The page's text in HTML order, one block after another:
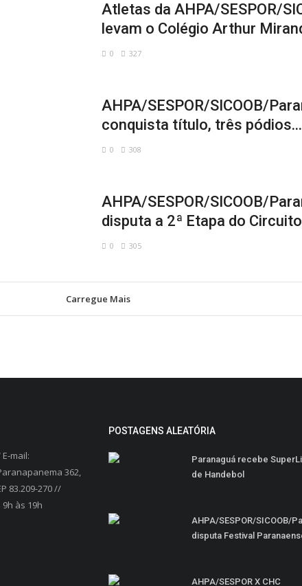
Atletas da AHPA/SESPOR/
levam o Colégio Arthur
0 327
AHPA/SESPOR/SICOOB/
conquista título, três pódios...
0 308
AHPA/SESPOR/SICOOB/
disputa a 2ª Etapa do
0 305
Carregue Mais
mail:
362,
83.209-270 //
às 19h
POSTAGENS ALEATÓRIA
Paranaguá recebe
de Handebol
AHPA/SESPOR/SICOOB/
disputa Festival
AHPA/SESPOR X CHC